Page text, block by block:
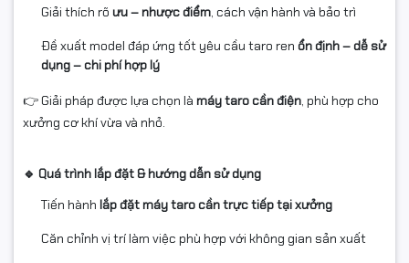
Giải thích rõ ưu – nhược điểm, cách vận hành và bảo trì
Đề xuất model đáp ứng tốt yêu cầu taro ren ổn định – dễ sử
dụng – chi phí hợp lý
👉 Giải pháp được lựa chọn là máy taro cần điện, phù hợp cho
xưởng cơ khí vừa và nhỏ.
🔹 Quá trình lắp đặt & hướng dẫn sử dụng
Tiến hành lắp đặt máy taro cần trực tiếp tại xưởng
Căn chỉnh vị trí làm việc phù hợp với không gian sản xuất